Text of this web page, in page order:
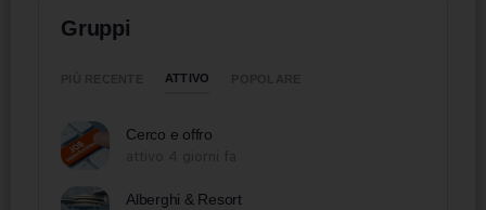
Gruppi
ATTIVO
Cerco e offro
Alberghi & Resort